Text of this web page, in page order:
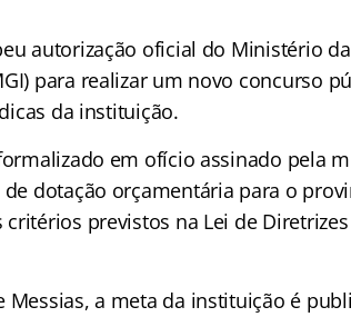
autorização oficial do Ministério
para realizar um novo concurso
da instituição.
em ofício assinado pela
dotação orçamentária para o
previstos na Lei de
Messias, a meta da instituição é